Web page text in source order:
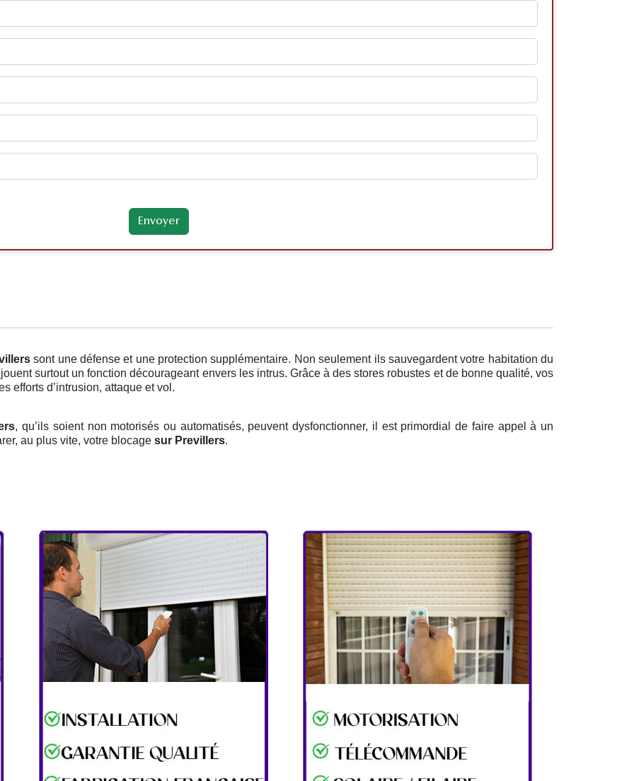
sont une défense et une protection supplémentaire. Non seulement ils sauvegardent votre habitation du
surtout un fonction décourageant envers les intrus. Grâce à des stores robustes et de bonne qualité, vos
efforts d’intrusion, attaque et vol.
, qu’ils soient non motorisés ou automatisés, peuvent dysfonctionner, il est primordial de faire appel à un
au plus vite, votre blocage sur Previllers.